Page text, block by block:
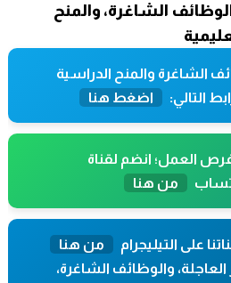
الشاغرة، والمنح
الشاغرة والمنح الدراسية
التالي:
اضغط هنا
العمل؛ انضم لقناة
من هنا
على التيليجرام
من هنا
والوظائف الشاغرة،